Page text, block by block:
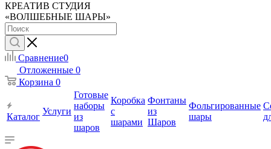
КРЕАТИВ СТУДИЯ
«ВОЛШЕБНЫЕ ШАРЫ»
Сравнение0
Отложенные 0
Корзина 0
Каталог
Услуги
Готовые
наборы
из
шаров
Коробка
с
шарами
Фонтаны
из
Шаров
Фольгированные
шары